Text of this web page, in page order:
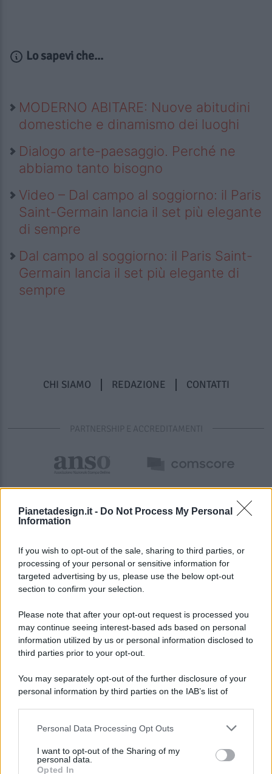
Pianetadesign.it - Do Not Process My Personal
Information
If you wish to opt-out of the sale, sharing to third parties, or
processing of your personal or sensitive information for
targeted advertising by us, please use the below opt-out
section to confirm your selection.
Please note that after your opt-out request is processed you
may continue seeing interest-based ads based on personal
information utilized by us or personal information disclosed to
third parties prior to your opt-out.
You may separately opt-out of the further disclosure of your
personal information by third parties on the IAB’s list of
This information may also be disclosed by us to third parties
disclose it to other third parties.
Personal Data Processing Opt Outs
I want to opt-out of the Sharing of my
personal data.
Opted In
Lo sapevi che...
MODERNO ABITARE: Nuove abitudini
domestiche e dinamismo dei luoghi
Dialogo arte-paesaggio. Perché ne
abbiamo tanto bisogno
Video – Dal campo al soggiorno: il Paris
Saint-Germain lancia il set più elegante
di sempre
Dal campo al soggiorno: il Paris Saint-
Germain lancia il set più elegante di
sempre
CHI SIAMO REDAZIONE CONTATTI
PARTNERSHIP E ACCREDITAMENTI
© 2026 - Pianeta Design - P.IVA 04827280654 - Testata
Registrata Al Tribunale Di Nocera Inferiore N. 8/2020 - RG N.
ISCRIZIONE AL ROC N. 35792 – ISCRITTA ALL’ANSO
(ASSOCIAZIONE NAZIONALE STAMPA ONLINE)
PREFERENZE PRIVACY